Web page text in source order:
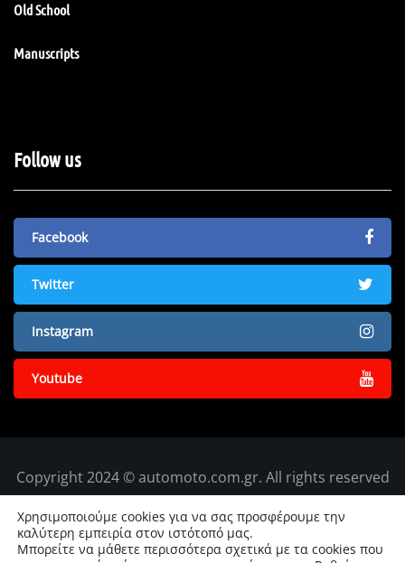
Old School
Manuscripts
Follow us
Facebook
Twitter
Instagram
Youtube
Copyright 2024 © automoto.com.gr. All rights reserved
Χρησιμοποιούμε cookies για να σας προσφέρουμε την
καλύτερη εμπειρία στον ιστότοπό μας.
Μπορείτε να μάθετε περισσότερα σχετικά με τα cookies που